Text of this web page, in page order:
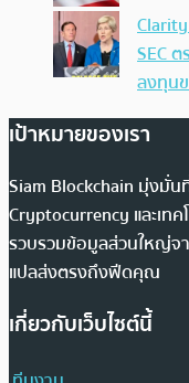
SEC
ลงทุน
เป้าหมายของเรา
Siam Blockchain มุ่งมั่น
Cryptocurrency และเท
รวบรวมข้อมูลส่วนใหญ่จา
แปลส่งตรงถึงฟีดคุณ
เกี่ยวกับเว็บไซต์นี้